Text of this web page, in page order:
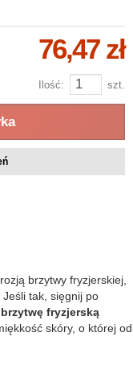
76,47 zł
Ilość: szt.
brzytwy fryzjerskiej,
Jeśli tak, sięgnij po
fryzjerską
skóry, o której od